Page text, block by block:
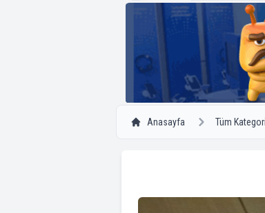
Anasayfa Tüm